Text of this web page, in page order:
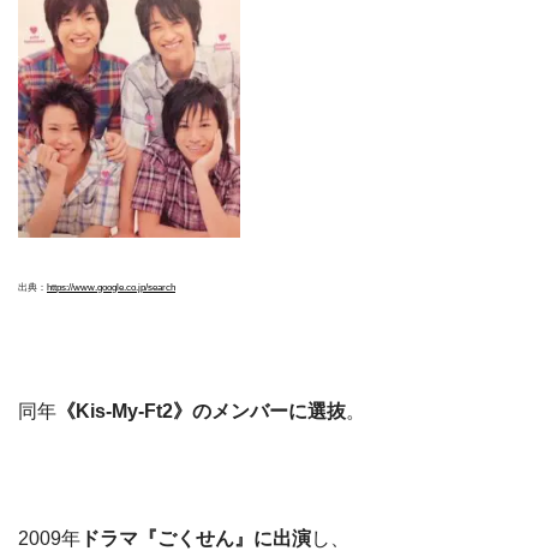
出典： https://www.google.co.jp/search
同年 《Kis-My-Ft2》のメンバーに選抜。
2009年 ドラマ『ごくせん』に出演し、